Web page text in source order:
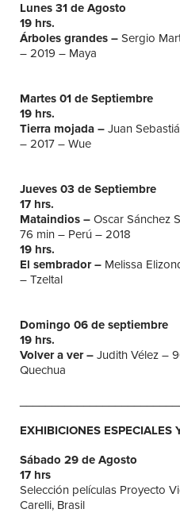
Lunes 31 de Agosto
19 hrs.
Árboles grandes – Sergio
– 2019 – Maya
Martes 01 de Septiembre
19 hrs.
Tierra mojada – Juan
– 2017 – Wue
Jueves 03 de Septiembre
17 hrs.
Mataindios – Oscar Sánchez
76 min – Perú – 2018
19 hrs.
El sembrador – Melissa
– Tzeltal
Domingo 06 de septiembre
19 hrs.
Volver a ver – Judith Vélez –
Quechua
EXHIBICIONES ESPECIALES
Sábado 29 de Agosto
17 hrs
Selección películas Proyecto
Carelli, Brasil